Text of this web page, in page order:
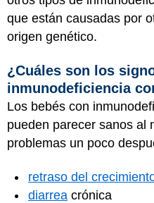
que están causadas por
origen genético.
¿Cuáles son los
inmunodeficiencia
Los bebés con
pueden parecer sanos al
problemas un poco
retraso del
diarrea crónica